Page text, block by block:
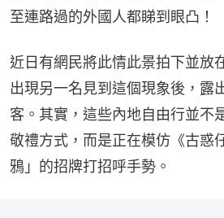
至連路過的外國人都睇到眼凸！
近日有網民將此情此景拍下並放
出現另一名見到這個現象後，露
客。其實，這些內地自由行並不
敬禮方式，而是正在模仿《古惑
鴉」的招牌打招呼手勢。